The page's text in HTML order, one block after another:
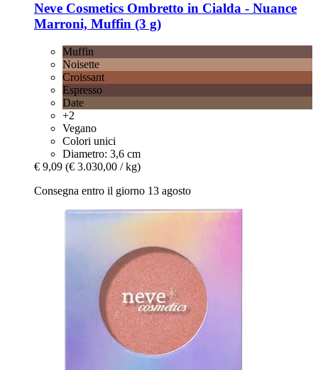
Neve Cosmetics Ombretto in Cialda -​ Nuance
Marroni, Muffin (3 g)
Muffin
Noisette
Croissant
Espresso
Date
+2
Vegano
Colori unici
Diametro: 3,6 cm
€ 9,09 (€ 3.030,00 / kg)
Consegna entro il giorno 13 agosto